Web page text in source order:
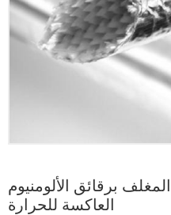
برقائق الألومنيوم
العاكسة للحرارة